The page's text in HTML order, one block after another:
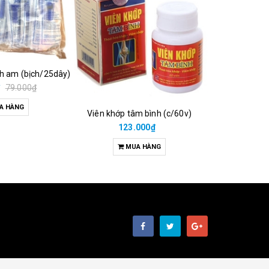
am (bịch/25dây)
79.000₫
HÀNG
Viên khớp tâm bình (c/60v)
123.000₫
MUA HÀNG